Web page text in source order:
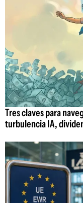
Tres claves para
turbulencia IA,